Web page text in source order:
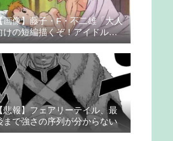
画像】藤子・F・不二雄「大人
けの短編描くぞ！アイドルが
理やり抱かれるシーン入れ
」
悲報】フェアリーテイル、最
まで強さの序列が分からない